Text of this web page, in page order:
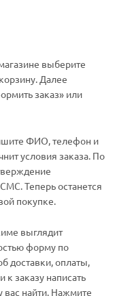
выберите
Далее
заказ» или
ФИО, телефон и
условия заказа. По
Теперь останется
покупке.
выглядит
форму по
доставки, оплаты,
заказу написать
найти. Нажмите